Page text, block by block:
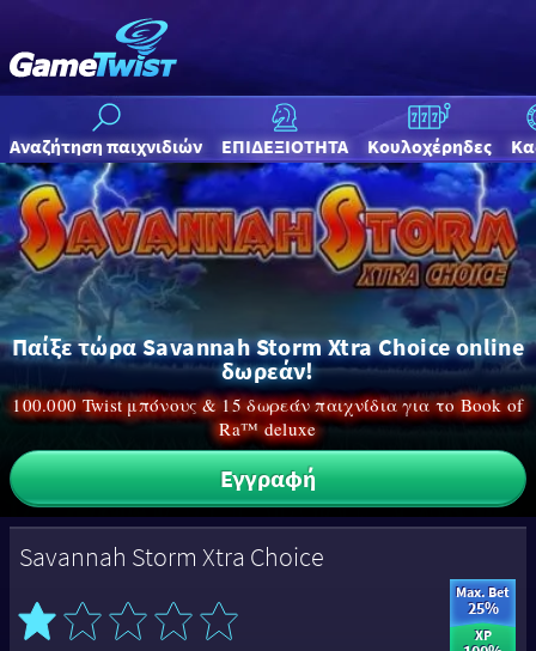
Αναζήτηση παιχνιδιών ΕΠΙΔΕΞΙΟΤΗΤΑ Κουλοχέρηδες
Παίξε τώρα Savannah Storm Xtra Choice online
δωρεάν!
100.000 Twist μπόνους & 15 δωρεάν παιχνίδια για το Book of
Ra™ deluxe
Εγγραφή
Savannah Storm Xtra Choice